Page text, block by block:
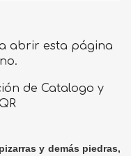
de Catalogo y
y demás piedras,